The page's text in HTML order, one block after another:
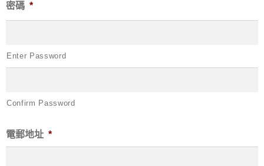
密碼 *
Enter Password
Confirm Password
電郵地址 *